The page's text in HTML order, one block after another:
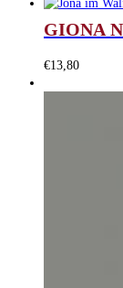
GIONA
€13,80